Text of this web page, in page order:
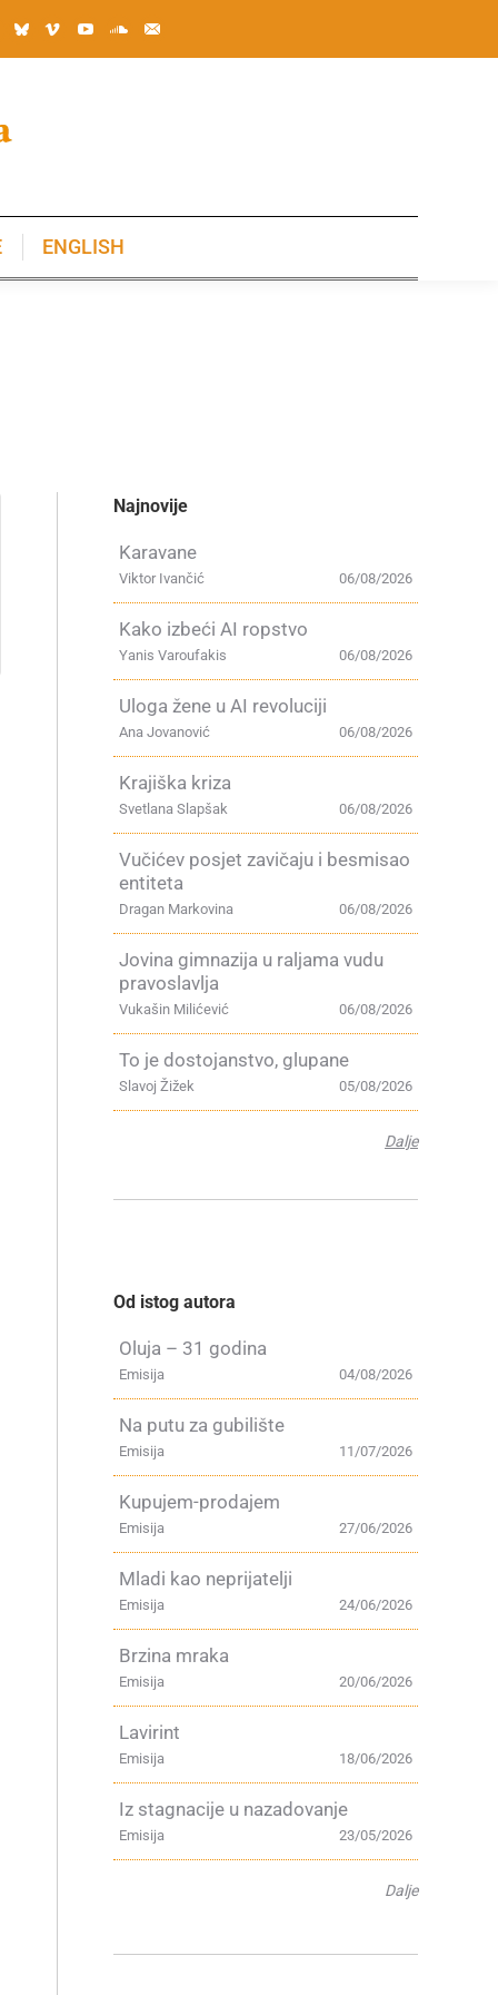
ENGLISH
Najnovije
Karavane
06/08/2026
Viktor Ivančić
Kako izbeći AI ropstvo
06/08/2026
Yanis Varoufakis
Uloga žene u AI revoluciji
06/08/2026
Ana Jovanović
Krajiška kriza
06/08/2026
Svetlana Slapšak
Vučićev posjet zavičaju i besmisao
entiteta
06/08/2026
Dragan Markovina
Jovina gimnazija u raljama vudu
pravoslavlja
06/08/2026
Vukašin Milićević
To je dostojanstvo, glupane
05/08/2026
Slavoj Žižek
Dalje
Od istog autora
Oluja – 31 godina
04/08/2026
Emisija
Na putu za gubilište
11/07/2026
Emisija
Kupujem-prodajem
27/06/2026
Emisija
Mladi kao neprijatelji
24/06/2026
Emisija
Brzina mraka
20/06/2026
Emisija
Lavirint
18/06/2026
Emisija
Iz stagnacije u nazadovanje
23/05/2026
Emisija
Dalje
ENGLISH